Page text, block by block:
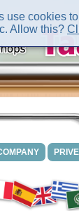
use cookies
Allow this?